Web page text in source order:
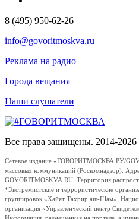
8 (495) 950-62-26
info@govoritmoskva.ru
Реклама на радио
Города вещания
Наши слушатели
Все права защищены. 2014-
Сетевое издание «ГОВОРИТМОСКВА.РУ/
массовых коммуникаций (Роскомнадзор).
GOVORITMOSKVA.RU. Территория
*Экстремистские и террористические
группировок «Хайят Тахрир аш-Шам»,
организация «Управленческий центр